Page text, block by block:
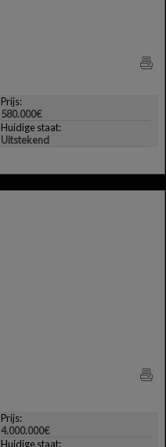
Prijs:
580.000€
Huidige staat:
Uitstekend
Prijs:
4.000.000€
Huidige staat: